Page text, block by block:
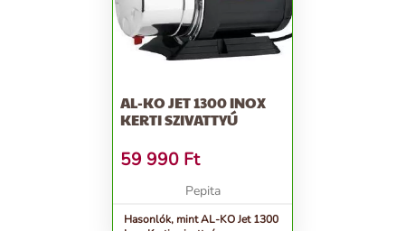
AL-KO JET 1300 INOX
KERTI SZIVATTYÚ
59 990 Ft
Pepita
Hasonlók, mint AL-KO Jet 1300